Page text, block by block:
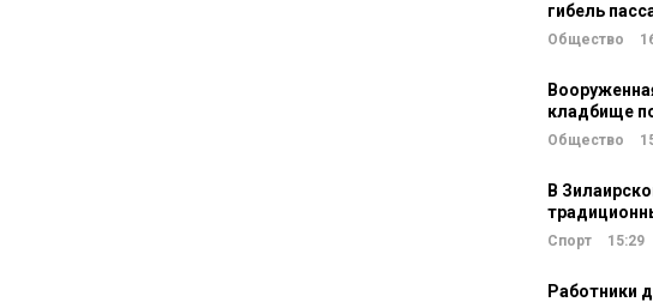
гибель
Общество
кладбище
Общество
В
Спорт 15:29
Работники